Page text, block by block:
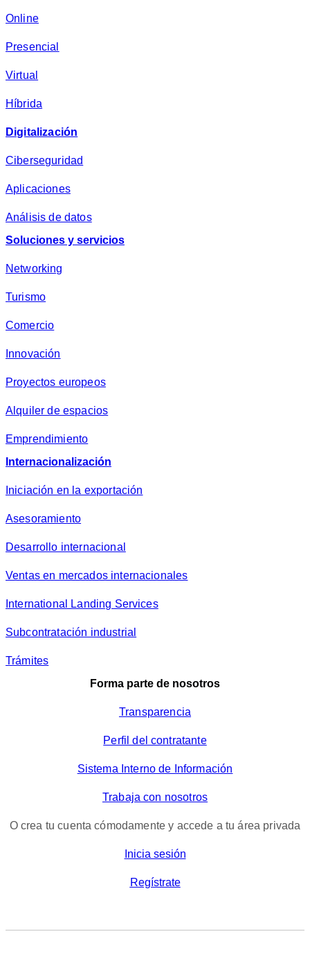
c
d
a
*
Online
Presencial
Virtual
Híbrida
Digitalización
Ciberseguridad
Aplicaciones
Análisis de datos
Soluciones y servicios
Networking
Turismo
Comercio
Innovación
Proyectos europeos
Alquiler de espacios
Emprendimiento
Internacionalización
Iniciación en la exportación
Asesoramiento
Desarrollo internacional
Ventas en mercados internacionales
International Landing Services
Subcontratación industrial
Trámites
Forma parte de nosotros
Transparencia
Perfil del contratante
Sistema Interno de Información
Trabaja con nosotros
O crea tu cuenta cómodamente y accede a tu área privada
Inicia sesión
Regístrate